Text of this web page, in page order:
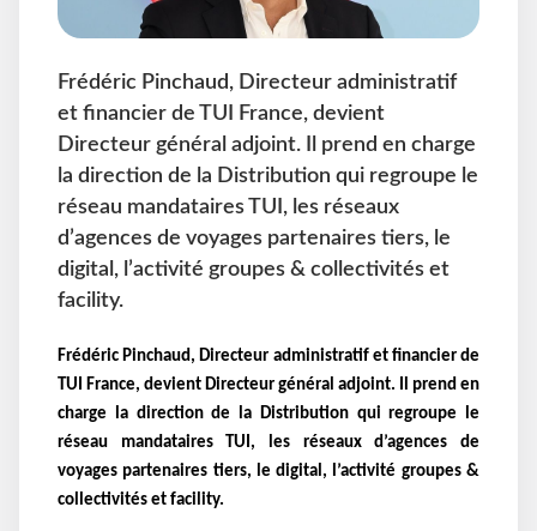
Frédéric Pinchaud, Directeur administratif
et financier de TUI France, devient
Directeur général adjoint. Il prend en charge
la direction de la Distribution qui regroupe le
réseau mandataires TUI, les réseaux
d’agences de voyages partenaires tiers, le
digital, l’activité groupes & collectivités et
facility.
Frédéric Pinchaud, Directeur administratif et financier de
TUI France, devient Directeur général adjoint. Il prend en
charge la direction de la Distribution qui regroupe le
réseau mandataires TUI, les réseaux d’agences de
voyages partenaires tiers, le digital, l’activité groupes &
collectivités et facility.